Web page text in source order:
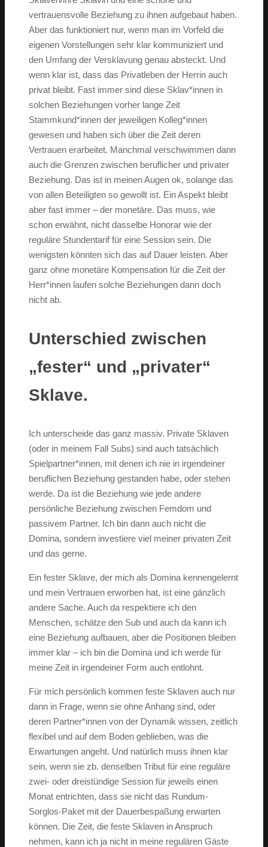
vertrauensvolle Beziehung zu ihnen aufgebaut haben.
Aber das funktioniert nur, wenn man im Vorfeld die
eigenen Vorstellungen sehr klar kommuniziert und
den Umfang der Versklavung genau absteckt. Und
wenn klar ist, dass das Privatleben der Herrin auch
privat bleibt. Fast immer sind diese Sklav*innen in
solchen Beziehungen vorher lange Zeit
Stammkund*innen der jeweiligen Kolleg*innen
gewesen und haben sich über die Zeit deren
Vertrauen erarbeitet. Manchmal verschwimmen dann
auch die Grenzen zwischen beruflicher und privater
Beziehung. Das ist in meinen Augen ok, solange das
von allen Beteiligten so gewollt ist. Ein Aspekt bleibt
aber fast immer – der monetäre. Das muss, wie
schon erwähnt, nicht dasselbe Honorar wie der
reguläre Stundentarif für eine Session sein. Die
wenigsten könnten sich das auf Dauer leisten. Aber
ganz ohne monetäre Kompensation für die Zeit der
Herr*innen laufen solche Beziehungen dann doch
nicht ab.
Unterschied zwischen
„fester“ und „privater“
Sklave.
Ich unterscheide das ganz massiv. Private Sklaven
(oder in meinem Fall Subs) sind auch tatsächlich
Spielpartner*innen, mit denen ich nie in irgendeiner
beruflichen Beziehung gestanden habe, oder stehen
werde. Da ist die Beziehung wie jede andere
persönliche Beziehung zwischen Femdom und
passivem Partner. Ich bin dann auch nicht die
Domina, sondern investiere viel meiner privaten Zeit
und das gerne.
Ein fester Sklave, der mich als Domina kennengelernt
und mein Vertrauen erworben hat, ist eine gänzlich
andere Sache. Auch da respektiere ich den
Menschen, schätze den Sub und auch da kann ich
eine Beziehung aufbauen, aber die Positionen bleiben
immer klar – ich bin die Domina und ich werde für
meine Zeit in irgendeiner Form auch entlohnt.
Für mich persönlich kommen feste Sklaven auch nur
dann in Frage, wenn sie ohne Anhang sind, oder
deren Partner*innen von der Dynamik wissen, zeitlich
flexibel und auf dem Boden geblieben, was die
Erwartungen angeht. Und natürlich muss ihnen klar
sein, wenn sie zb. denselben Tribut für eine reguläre
zwei- oder dreistündige Session für jeweils einen
Monat entrichten, dass sie nicht das Rundum-
Sorglos-Paket mit der Dauerbespaßung erwarten
können. Die Zeit, die feste Sklaven in Anspruch
nehmen, kann ich ja nicht in meine regulären Gäste